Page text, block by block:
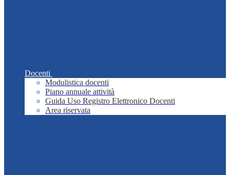
Docenti
Modulistica docenti
Piano annuale attività
Guida Uso Registro Elettronico Docenti
Area riservata